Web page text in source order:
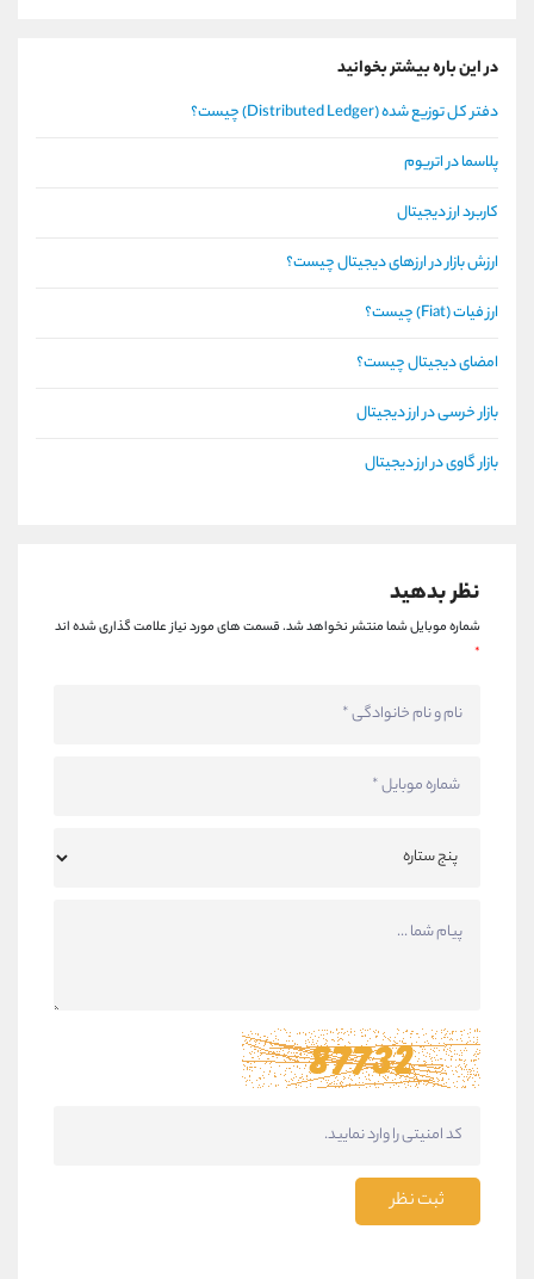
در این باره بیشتر بخوانید
دفتر کل توزیع شده (Distributed Ledger) چیست؟
پلاسما در اتریوم
کاربرد ارز دیجیتال
ارزش بازار در ارزهای دیجیتال چیست؟
ارز فیات (Fiat) چیست؟
امضای دیجیتال چیست؟
بازار خرسی در ارز دیجیتال
بازار گاوی در ارز دیجیتال
نظر بدهید
شماره موبایل شما منتشر نخواهد شد.قسمت های مورد نیاز علامت گذاری شده اند
*
ثبت نظر